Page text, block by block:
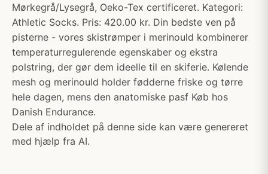
Mørkegrå/Lysegrå, Oeko-Tex certificeret. Kategori:
Athletic Socks. Pris: 420.00 kr. Din bedste ven på
pisterne - vores skistrømper i merinould kombinerer
temperaturregulerende egenskaber og ekstra
polstring, der gør dem ideelle til en skiferie. Kølende
mesh og merinould holder fødderne friske og tørre
hele dagen, mens den anatomiske pasf Køb hos
Danish Endurance.
Dele af indholdet på denne side kan være genereret
med hjælp fra AI.